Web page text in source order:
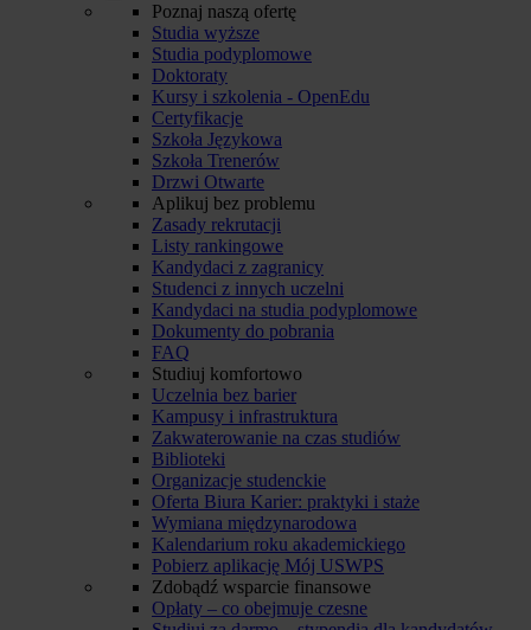
Poznaj naszą ofertę
Studia wyższe
Studia podyplomowe
Doktoraty
Kursy i szkolenia - OpenEdu
Certyfikacje
Szkoła Językowa
Szkoła Trenerów
Drzwi Otwarte
Aplikuj bez problemu
Zasady rekrutacji
Listy rankingowe
Kandydaci z zagranicy
Studenci z innych uczelni
Kandydaci na studia podyplomowe
Dokumenty do pobrania
FAQ
Studiuj komfortowo
Uczelnia bez barier
Kampusy i infrastruktura
Zakwaterowanie na czas studiów
Biblioteki
Organizacje studenckie
Oferta Biura Karier: praktyki i staże
Wymiana międzynarodowa
Kalendarium roku akademickiego
Pobierz aplikację Mój USWPS
Zdobądź wsparcie finansowe
Opłaty – co obejmuje czesne